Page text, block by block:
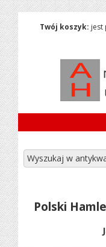
Twój koszyk: jest
Wyszukaj w
Polski